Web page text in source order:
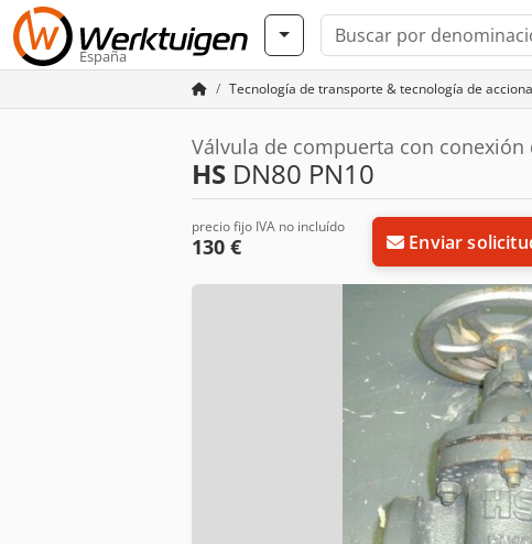
España
Tecnología de transporte & tecnología de
Válvula de compuerta con conexión
HS DN80 PN10
precio fijo IVA no incluído
130 € Enviar